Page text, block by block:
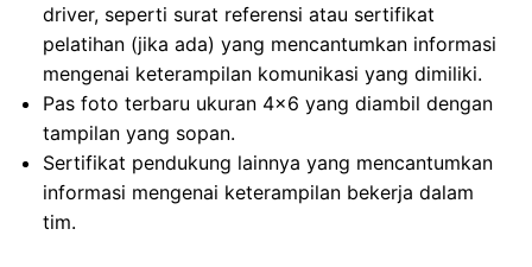
driver, seperti surat referensi atau sertifikat
pelatihan (jika ada) yang mencantumkan informasi
mengenai keterampilan komunikasi yang dimiliki.
Pas foto terbaru ukuran 4×6 yang diambil dengan
tampilan yang sopan.
Sertifikat pendukung lainnya yang mencantumkan
informasi mengenai keterampilan bekerja dalam
tim.